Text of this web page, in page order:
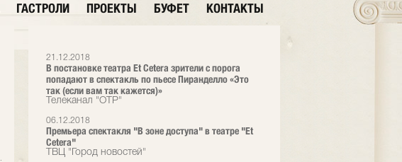
ГАСТРОЛИ ПРОЕКТЫ БУФЕТ КОНТАКТЫ
21.12.2018
В постановке театра Et Cetera зрители с порога
попадают в спектакль по пьесе Пиранделло «Это
так (если вам так кажется)»
Телеканал "ОТР"
06.12.2018
Премьера спектакля "В зоне доступа" в театре "Et
Cetera"
ТВЦ "Город новостей"